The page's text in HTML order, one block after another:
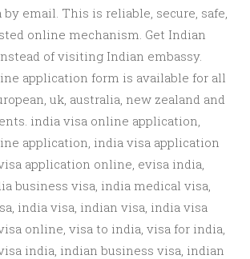
email. This is reliable, secure, safe,
online mechanism. Get Indian
of visiting Indian embassy.
application form is available for all
uk, australia, new zealand and
india visa online application,
application, india visa application
application online, evisa india,
business visa, india medical visa,
india visa, indian visa, india visa
online, visa to india, visa for india,
india, indian business visa, indian